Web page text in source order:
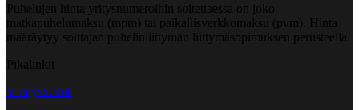
Puhelujen hinta yritysnumeroihin soitettaessa on joko
matkapuhelumaksu (mpm) tai paikallisverkkomaksu (pvm). Hinta
määräytyy soittajan puhelinliittymän liittymäsopimuksen perusteella.
Pikalinkit
Yhteystiedot